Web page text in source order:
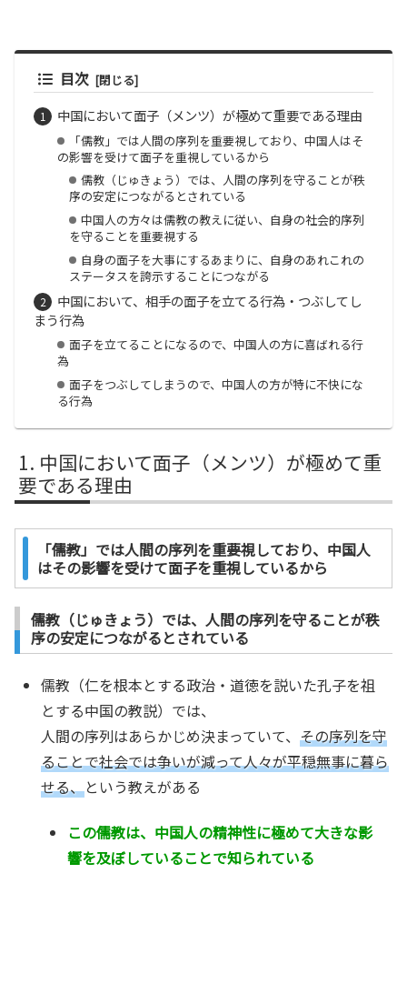
目次
中国において面子（メンツ）が極めて重要である理由
「儒教」では人間の序列を重要視しており、中国人はそ
の影響を受けて面子を重視しているから
儒教（じゅきょう）では、人間の序列を守ることが秩
序の安定につながるとされている
中国人の方々は儒教の教えに従い、自身の社会的序列
を守ることを重要視する
自身の面子を大事にするあまりに、自身のあれこれの
ステータスを誇示することにつながる
中国において、相手の面子を立てる行為・つぶしてし
まう行為
面子を立てることになるので、中国人の方に喜ばれる行
為
面子をつぶしてしまうので、中国人の方が特に不快にな
る行為
中国において面子（メンツ）が極めて重
要である理由
「儒教」では人間の序列を重要視しており、中国人
はその影響を受けて面子を重視しているから
儒教（じゅきょう）では、人間の序列を守ることが秩
序の安定につながるとされている
儒教（仁を根本とする政治・道徳を説いた孔子を祖
とする中国の教説）では、
人間の序列はあらかじめ決まっていて、その序列を守
ることで社会では争いが減って人々が平穏無事に暮ら
せる、という教えがある
この儒教は、中国人の精神性に極めて大きな影
響を及ぼしていることで知られている